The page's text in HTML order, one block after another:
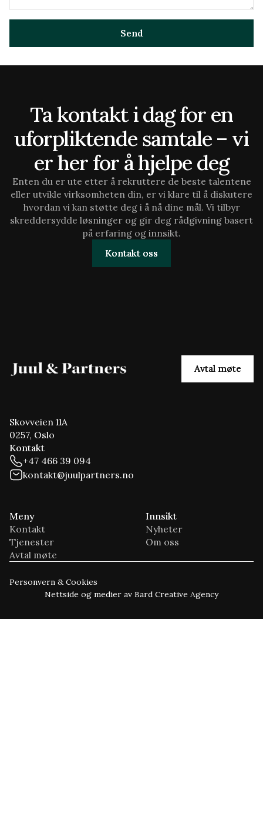
Ta kontakt i dag for en
uforpliktende samtale – vi
er her for å hjelpe deg
Enten du er ute etter å rekruttere de beste talentene
eller utvikle virksomheten din, er vi klare til å diskutere
hvordan vi kan støtte deg i å nå dine mål. Vi tilbyr
skreddersydde løsninger og gir deg rådgivning basert
på erfaring og innsikt.
Kontakt oss
Kontakt oss
Avtal møte
Avtal møte
Skovveien 11A
0257, Oslo
Kontakt
+47 466 39 094
kontakt@juulpartners.no
Meny
Kontakt
Tjenester
Avtal møte
Innsikt
Nyheter
Om oss
Nettside og medier av Bard Creative Agency
Personvern & Cookies